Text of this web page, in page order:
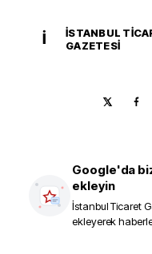
İ
İSTANBUL
GAZETESI
Google'da
ekleyin
İstanbul Ticaret
ekleyerek